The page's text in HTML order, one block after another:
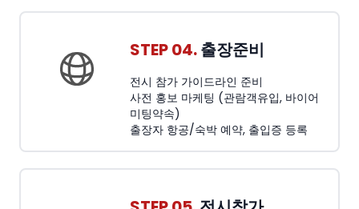
STEP 04.출장준비
전시 참가 가이드라인 준비
사전 홍보 마케팅 (관람객유입, 바이어
미팅약속)
출장자 항공/숙박 예약, 출입증 등록